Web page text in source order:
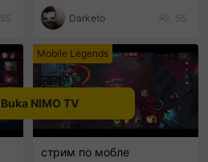
55 Darketo 55
Mobile Legends
стрим по мобле
Buka NIMO TV